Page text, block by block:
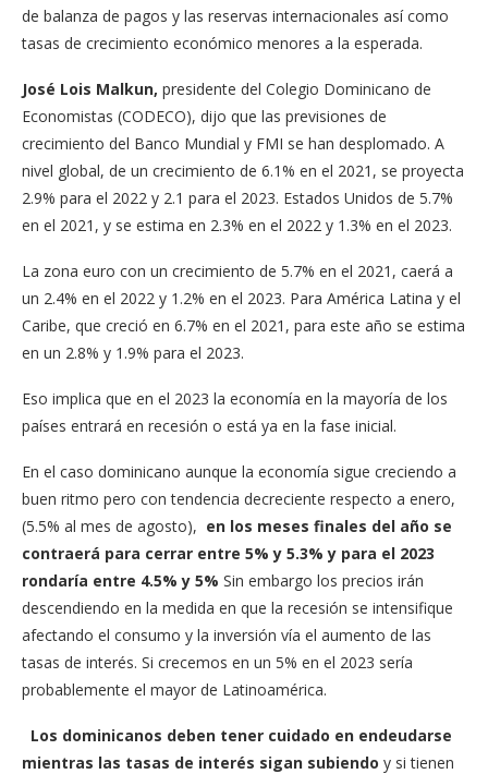
de balanza de pagos y las reservas internacionales así como
tasas de crecimiento económico menores a la esperada.
José Lois Malkun, presidente del Colegio Dominicano de
Economistas (CODECO), dijo que las previsiones de
crecimiento del Banco Mundial y FMI se han desplomado. A
nivel global, de un crecimiento de 6.1% en el 2021, se proyecta
2.9% para el 2022 y 2.1 para el 2023. Estados Unidos de 5.7%
en el 2021, y se estima en 2.3% en el 2022 y 1.3% en el 2023.
La zona euro con un crecimiento de 5.7% en el 2021, caerá a
un 2.4% en el 2022 y 1.2% en el 2023. Para América Latina y el
Caribe, que creció en 6.7% en el 2021, para este año se estima
en un 2.8% y 1.9% para el 2023.
Eso implica que en el 2023 la economía en la mayoría de los
países entrará en recesión o está ya en la fase inicial.
En el caso dominicano aunque la economía sigue creciendo a
buen ritmo pero con tendencia decreciente respecto a enero,
(5.5% al mes de agosto), en los meses finales del año se
contraerá para cerrar entre 5% y 5.3% y para el 2023
rondaría entre 4.5% y 5% Sin embargo los precios irán
descendiendo en la medida en que la recesión se intensifique
afectando el consumo y la inversión vía el aumento de las
tasas de interés. Si crecemos en un 5% en el 2023 sería
probablemente el mayor de Latinoamérica.
Los dominicanos deben tener cuidado en endeudarse
mientras las tasas de interés sigan subiendo y si tienen